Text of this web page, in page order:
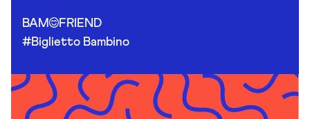
BAM
FRIEND
#Biglietto Bambino